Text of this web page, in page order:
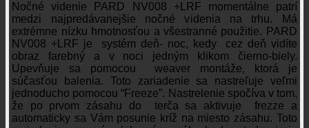
Nočné videnie PARD NV008 +LRF momentálne patrí
medzi najpredávanejšie nočné videnia na trhu. Má
extrémne nízku hmotnosťou a všestranné použitie. PARD
NV008 +LRF je systém deň- noc, kedy cez deň vidíte
obraz farebný a v noci jedným klikom čierno-biely.
Upevňuje sa pomocou weaver montáže, ktorá je
súčasťou balenia. Toto zariadenie sa nastreľuje veľmi
jednoducho pomocou “Freeze”. Nastrelenie spočíva v tom,
že po prvom zásahu do terča sa aktivuje frezze a
automaticky sa Vám posunie kríž na miesto zásahu. Toto